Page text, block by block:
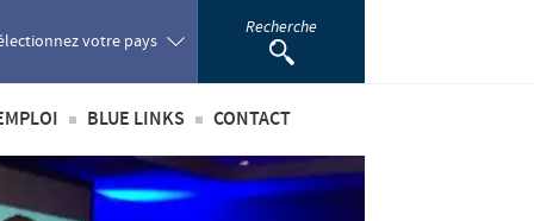
votre pays
Recherche
BLUE LINKS
Privilèges Blue links
CONTACT